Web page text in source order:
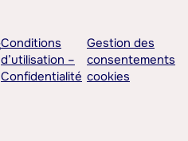
Conditions
d’utilisation –
Confidentialité
Gestion des
consentements
cookies